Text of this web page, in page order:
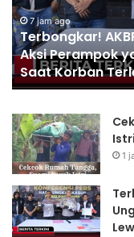
Ungkap
Aksi
Perampok
yang
Menyusup
Lewat
Saat
Korban
Terlelap
7 jam ago
Terbongkar!
Aksi Perampok
Saat Korban
1